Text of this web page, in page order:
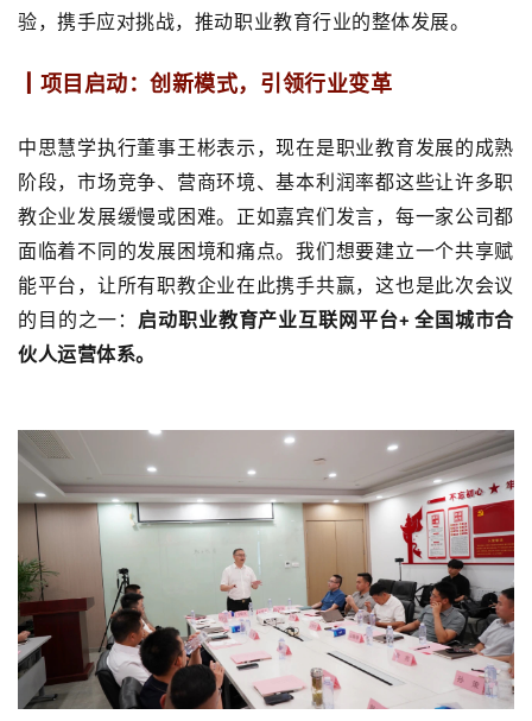
验，携手应对挑战，推动职业教育行业的整体发展。
┃项目启动：创新模式，引领行业变革
中思慧学执行董事王彬表示，现在是职业教育发展的成熟
阶段，市场竞争、营商环境、基本利润率都这些让许多职
教企业发展缓慢或困难。正如嘉宾们发言，每一家公司都
面临着不同的发展困境和痛点。我们想要建立一个共享赋
能平台，让所有职教企业在此携手共赢，这也是此次会议
的目的之一： 启动职业教育产业互联网平台+ 全国城市合
伙人运营体系。